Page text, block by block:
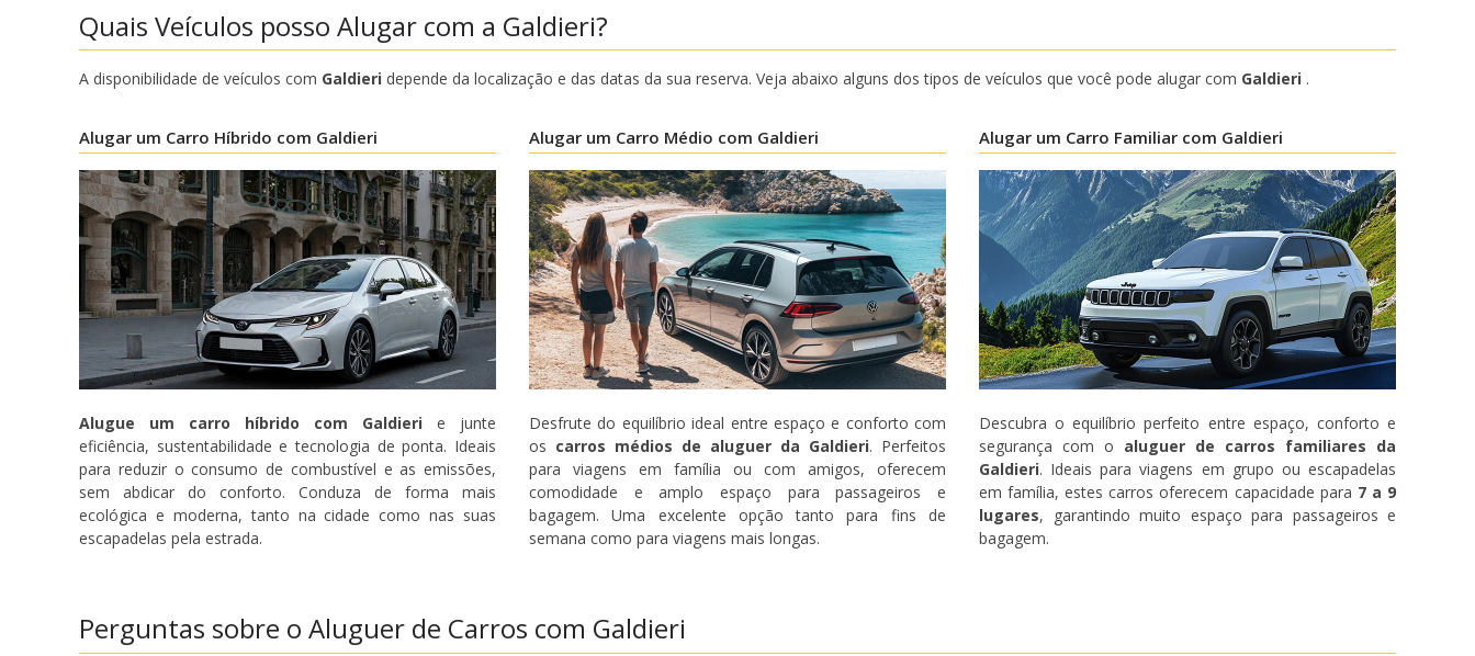
Descontos especiais
Aceda a ofertas exclusivas dos nossos
Quais Veículos posso Alugar com a Galdieri?
A disponibilidade de veículos com Galdieri depende da localização e das datas da sua reserva. Veja abaixo alguns dos tipos de veículos que você pode alugar com Galdieri .
Alugar um Carro Híbrido com Galdieri
Alugue um carro híbrido com Galdieri e junte
eficiência, sustentabilidade e tecnologia de ponta. Ideais
para reduzir o consumo de combustível e as emissões,
sem abdicar do conforto. Conduza de forma mais
ecológica e moderna, tanto na cidade como nas suas
escapadelas pela estrada.
Alugar um Carro Médio com Galdieri
Desfrute do equilíbrio ideal entre espaço e conforto com
os carros médios de aluguer da Galdieri. Perfeitos
para viagens em família ou com amigos, oferecem
comodidade e amplo espaço para passageiros e
bagagem. Uma excelente opção tanto para fins de
semana como para viagens mais longas.
Alugar um Carro Familiar com Galdieri
Descubra o equilíbrio perfeito entre espaço, conforto e
segurança com o aluguer de carros familiares da
Galdieri. Ideais para viagens em grupo ou escapadelas
em família, estes carros oferecem capacidade para 7 a 9
lugares, garantindo muito espaço para passageiros e
bagagem.
Perguntas sobre o Aluguer de Carros com Galdieri